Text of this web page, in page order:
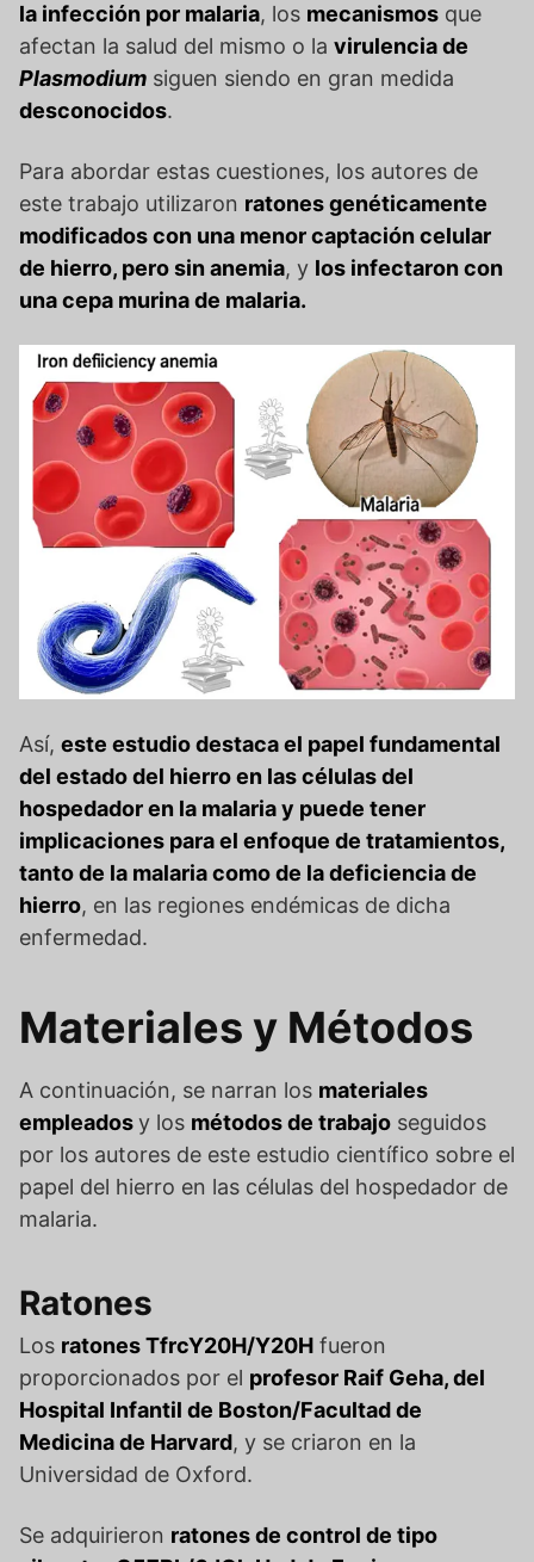
la infección por malaria, los mecanismos que
afectan la salud del mismo o la virulencia de
Plasmodium siguen siendo en gran medida
desconocidos.
Para abordar estas cuestiones, los autores de
este trabajo utilizaron ratones genéticamente
modificados con una menor captación celular
de hierro, pero sin anemia, y los infectaron con
una cepa murina de malaria.
Así, este estudio destaca el papel fundamental
del estado del hierro en las células del
hospedador en la malaria y puede tener
implicaciones para el enfoque de tratamientos,
tanto de la malaria como de la deficiencia de
hierro, en las regiones endémicas de dicha
enfermedad.
Materiales y Métodos
A continuación, se narran los materiales
empleadosy los métodos de trabajo seguidos
por los autores de este estudio científico sobre el
papel del hierro en las células del hospedador de
malaria.
Ratones
Los ratones TfrcY20H/Y20H fueron
proporcionados por el profesor Raif Geha, del
Hospital Infantil de Boston/Facultad de
Medicina de Harvard, y se criaron en la
Universidad de Oxford.
Se adquirieron ratones de control de tipo